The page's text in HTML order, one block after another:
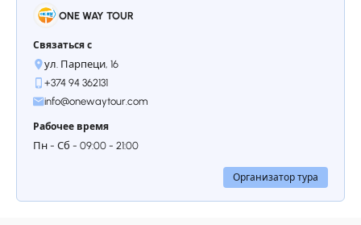
Святом Эчмиадзине.
Остановкa 4.
Следующая точка– базальтовый орган
естественной огранки с удивительной
симметрией — настоящее чудо природы, а
также часть всемирного наследия ЮНЕСКО.
протянутые один за другим через каньон,
ONE WAY TOUR
Связаться с
ул. Парпеци, 16
+374 94 362131
info@onewaytour.com
Рабочее время
Пн - Сб - 09:00 - 21:00
Организатор тура